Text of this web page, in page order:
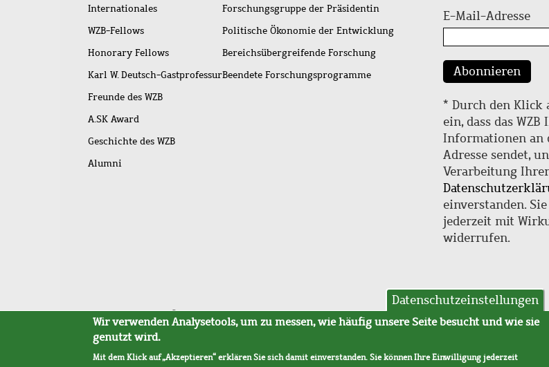
Internationales
WZB-Fellows
Honorary Fellows
Karl W. Deutsch-Gastprofessur
Freunde des WZB
A.SK Award
Geschichte des WZB
Alumni
Forschungsgruppe der Präsidentin
Politische Ökonomie der Entwicklung
Bereichsübergreifende Forschung
Beendete Forschungsprogramme
E-Mail-Adresse
Abonnieren
* Durch den Klick
ein, dass das
Informationen an
Adresse sendet,
Verarbeitung
einverstanden.
jederzeit mit
widerrufen.
Fußleistenmenü
SitemapBarrierefreiheitImpressumDatenschutzAVB
Datenschutzeinstellungen
Wir verwenden Analysetools, um zu messen, wie häufig unsere Seite besucht und wie sie
genutzt wird.
Mit dem Klick auf „Akzeptieren“ erklären Sie sich damit einverstanden. Sie können Ihre Einwilligung jederzeit